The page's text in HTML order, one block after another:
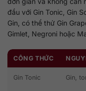
đầu với Gin Tonic, Gin
Gin, có thể thử Gin
Gimlet, Negroni hoặc
CÔNG THỨC
Gin Tonic Gin,